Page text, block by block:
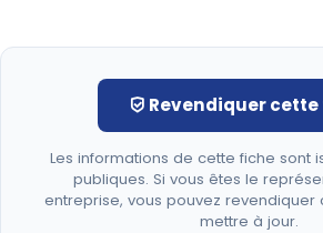
Revendiquer
Les informations de cette fiche sont
publiques. Si vous êtes le
entreprise, vous pouvez revendiquer
mettre à jour.